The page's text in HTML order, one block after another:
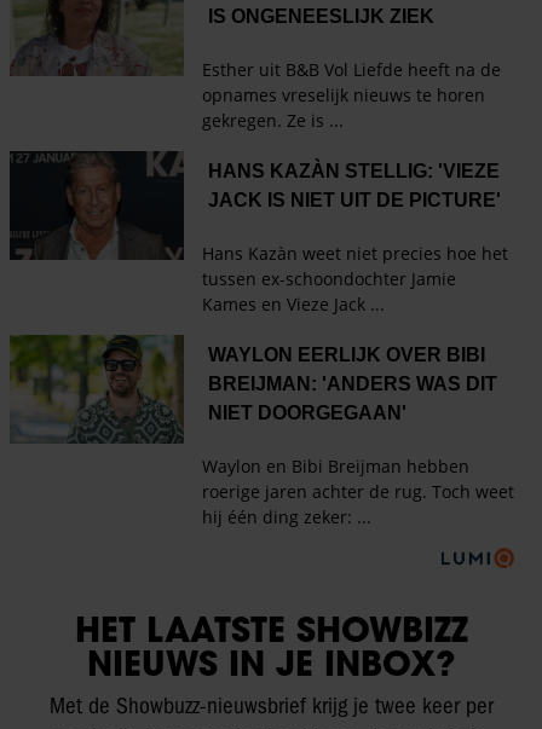
HET LAATSTE SHOWBIZZ
NIEUWS IN JE INBOX?
Met de Showbuzz-nieuwsbrief krijg je twee keer per